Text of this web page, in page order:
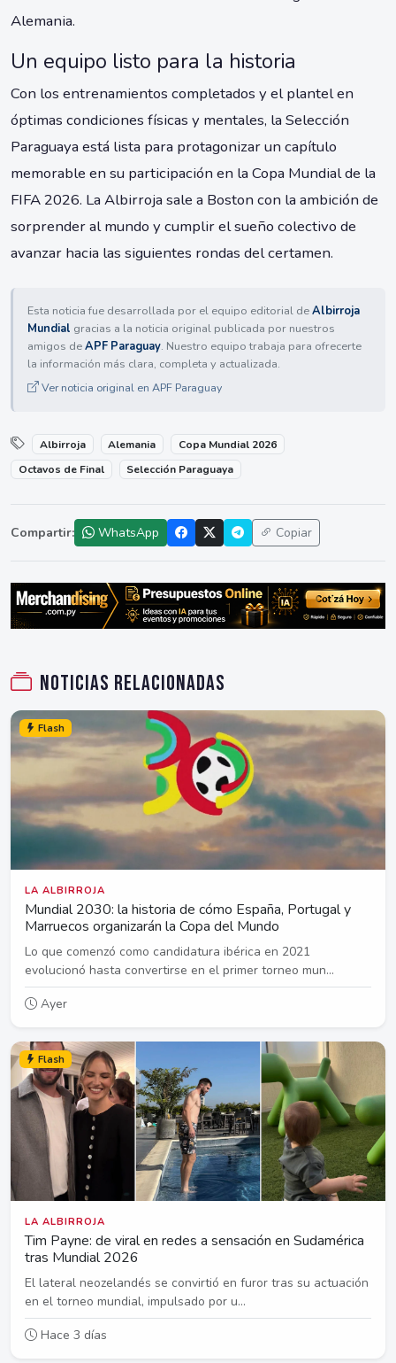
Alemania.
Un equipo listo para la historia
Con los entrenamientos completados y el plantel en
óptimas condiciones físicas y mentales, la Selección
Paraguaya está lista para protagonizar un capítulo
memorable en su participación en la Copa Mundial de la
FIFA 2026. La Albirroja sale a Boston con la ambición de
sorprender al mundo y cumplir el sueño colectivo de
avanzar hacia las siguientes rondas del certamen.
Esta noticia fue desarrollada por el equipo editorial deAlbirroja
Mundial gracias a la noticia original publicada por nuestros
amigos deAPF Paraguay. Nuestro equipo trabaja para ofrecerte
la información más clara, completa y actualizada.
Ver noticia original en APF Paraguay
Albirroja Alemania
Copa Mundial 2026
Octavos de Final
Selección Paraguaya
Compartir: WhatsApp Copiar
Noticias relacionadas
Flash
LA ALBIRROJA
Mundial 2030: la historia de cómo España, Portugal y
Marruecos organizarán la Copa del Mundo
Lo que comenzó como candidatura ibérica en 2021
evolucionó hasta convertirse en el primer torneo mun...
Ayer
Flash
LA ALBIRROJA
Tim Payne: de viral en redes a sensación en Sudamérica
tras Mundial 2026
El lateral neozelandés se convirtió en furor tras su actuación
en el torneo mundial, impulsado por u...
Hace 3 días